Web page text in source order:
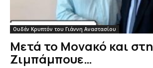
Ουδέν Κρυπτόν του Γιάννη Αναστασίου
Μετά το Μονακό και στη
Ζιμπάμπουε…